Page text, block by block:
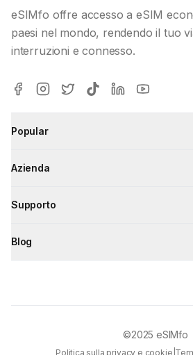
eSIMfo offre accesso a eSIM
paesi nel mondo, rendendo il tuo
interruzioni e connesso.
Popular
Azienda
Supporto
Blog
©2025 eSIMfo
Politica sulla privacy e cookie